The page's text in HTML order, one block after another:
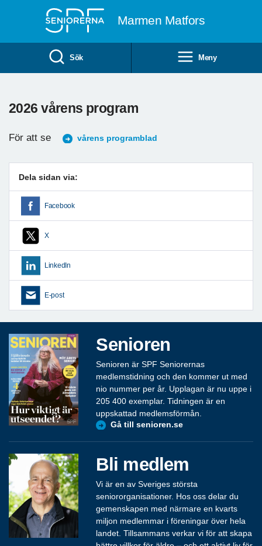
Marmen Matfors
Sök Meny
2026 vårens program
För att se vårens programblad
Dela sidan via:
Facebook
X
LinkedIn
E-post
Senioren
Senioren är SPF Seniorernas
medlemstidning och den kommer ut med
nio nummer per år. Upplagan är nu uppe i
205 400 exemplar. Tidningen är en
uppskattad medlemsförmån.
Gå till senioren.se
Bli medlem
Vi är en av Sveriges största
seniororganisationer. Hos oss delar du
gemenskapen med närmare en kvarts
miljon medlemmar i föreningar över hela
landet. Tillsammans verkar vi för att skapa